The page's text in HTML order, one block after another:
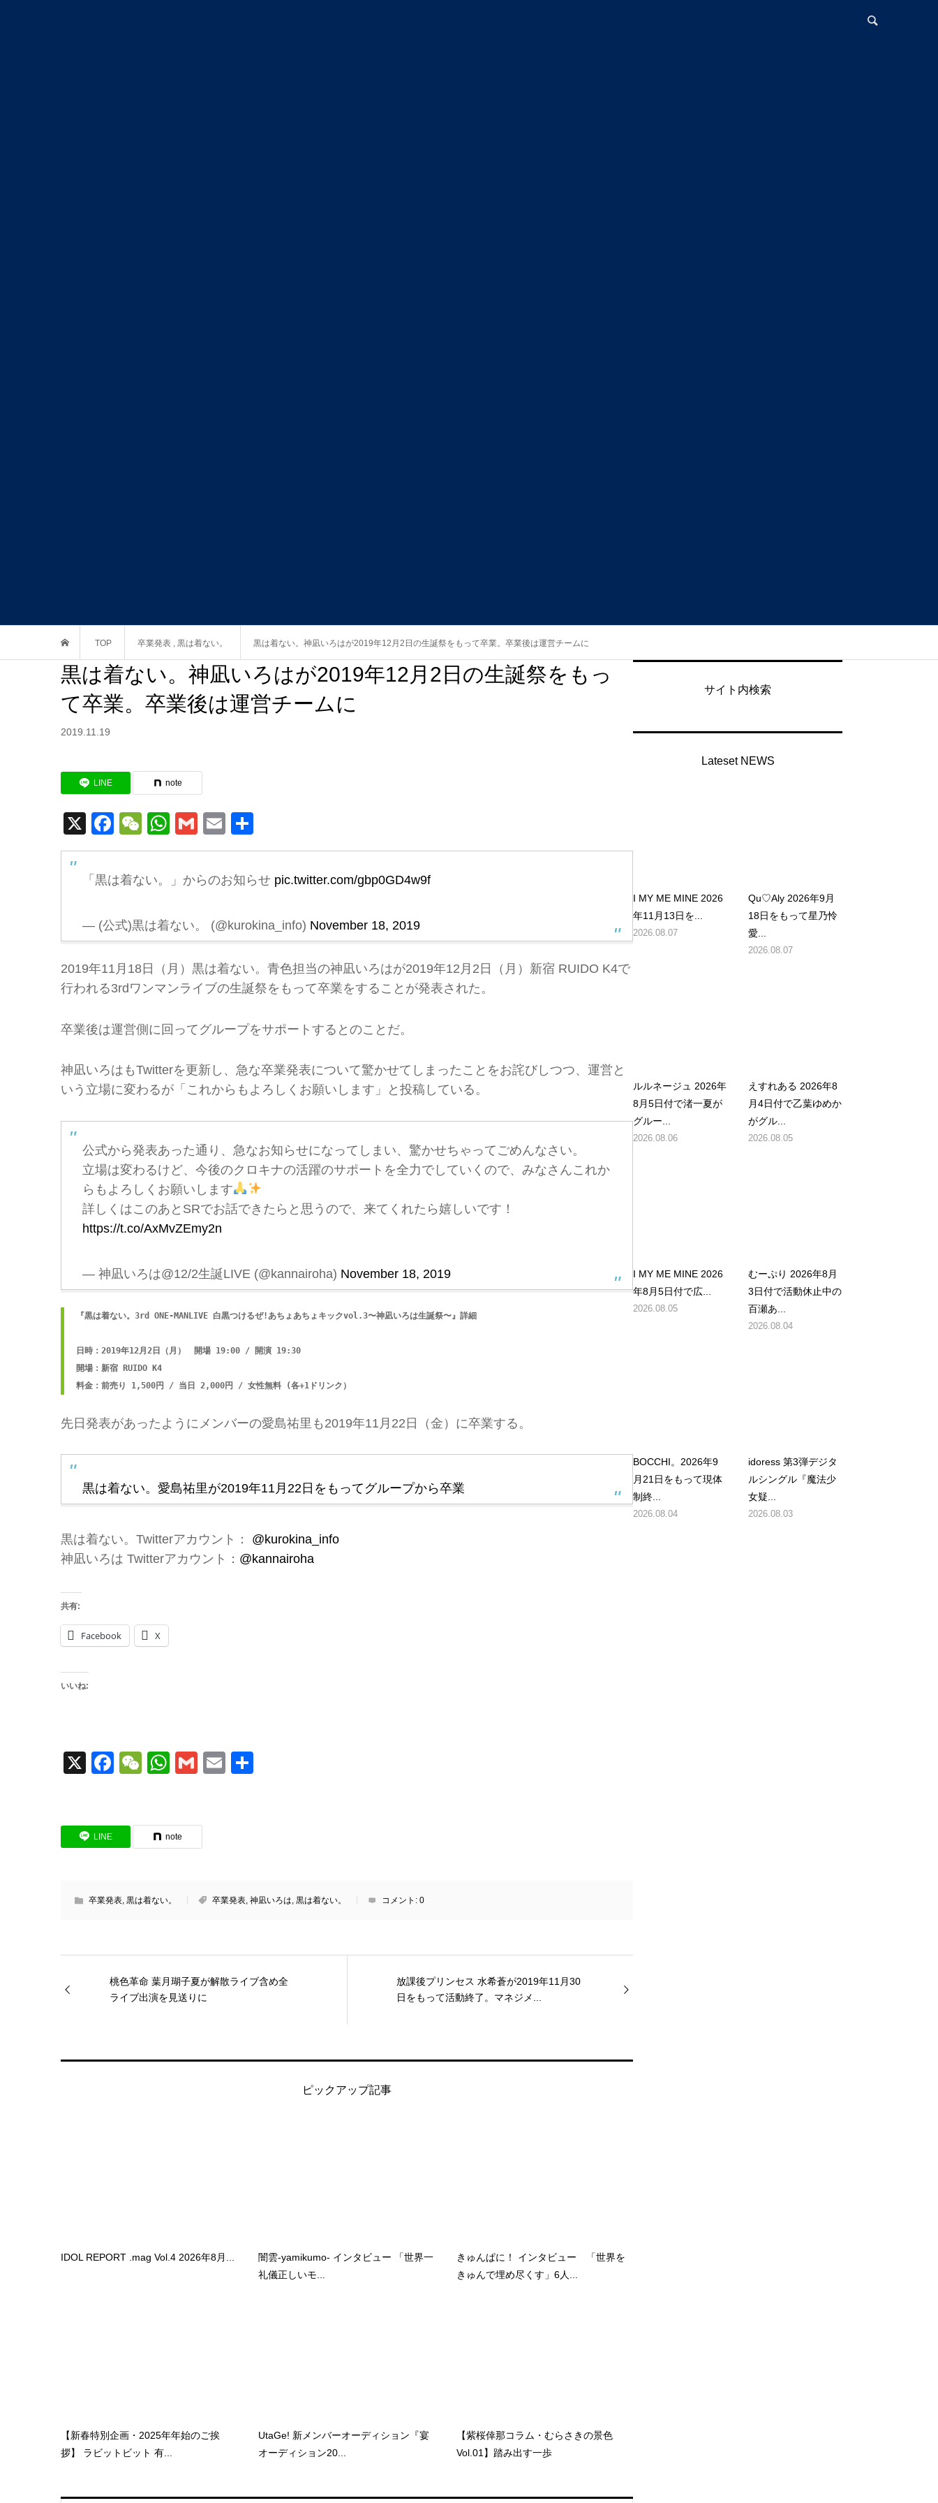
TOP 卒業発表 , 黒は着ない。 黒は着ない。神凪いろはが2019年12月2日の生誕祭をもって卒業。卒業後は運営チームに
黒は着ない。神凪いろはが2019年12月2日の生誕祭をもっ
て卒業。卒業後は運営チームに
2019.11.19
LINE note
X Facebook
WeChat
WhatsApp
GmailEmail
有
「黒は着ない。」からのお知らせ pic.twitter.com/gbp0GD4w9f
— (公式)黒は着ない。 (@kurokina_info) November 18, 2019
2019年11月18日（月）黒は着ない。青色担当の神凪いろはが2019年12月2日（月）新宿 RUIDO K4で
行われる3rdワンマンライブの生誕祭をもって卒業をすることが発表された。
卒業後は運営側に回ってグループをサポートするとのことだ。
神凪いろはもTwitterを更新し、急な卒業発表について驚かせてしまったことをお詫びしつつ、運営と
いう立場に変わるが「これからもよろしくお願いします」と投稿している。
公式から発表あった通り、急なお知らせになってしまい、驚かせちゃってごめんなさい。
立場は変わるけど、今後のクロキナの活躍のサポートを全力でしていくので、みなさんこれか
らもよろしくお願いします
詳しくはこのあとSRでお話できたらと思うので、来てくれたら嬉しいです！
https://t.co/AxMvZEmy2n
— 神凪いろは@12/2生誕LIVE (@kannairoha) November 18, 2019
『黒は着ない。3rd ONE-MANLIVE 白黒つけるぜ!あちょあちょキックvol.3〜神凪いろは生誕祭〜』詳細
日時：2019年12月2日（月）　開場 19:00 / 開演 19:30
開場：新宿 RUIDO K4
料金：前売り 1,500円 / 当日 2,000円 / 女性無料 (各+1ドリンク）
先日発表があったようにメンバーの愛島祐里も2019年11月22日（金）に卒業する。
黒は着ない。愛島祐里が2019年11月22日をもってグループから卒業
黒は着ない。Twitterアカウント： @kurokina_info
神凪いろは Twitterアカウント： @kannairoha
共有:
Facebook X
いいね:
X Facebook
WeChat
WhatsApp
GmailEmail
LINE note
卒業発表 黒は着ない。 卒業発表 神凪いろは 黒は着ない。 コメント: 0
桃色革命 葉月瑚子夏が解散ライブ含め全
ライブ出演を見送りに
放課後プリンセス 水希蒼が2019年11月30
日をもって活動終了。マネジメ...
ピックアップ記事
IDOL REPORT .mag Vol.4 2026年8月...
闇雲-yamikumo- インタビュー 「世界一
礼儀正しいモ...
きゅんぱに！ インタビュー 「世界を
きゅんで埋め尽くす」6人...
【新春特別企画・2025年年始のご挨
拶】 ラビットビット 有...
UtaGe! 新メンバーオーディション『宴
オーディション20...
【紫桜倖那コラム・むらさきの景色
Vol.01】踏み出す一歩
サイト内検索
Lateset NEWS
I MY ME MINE 2026
年11月13日を...
2026.08.07
Qu♡Aly 2026年9月
18日をもって星乃怜
愛...
2026.08.07
ルルネージュ 2026年
8月5日付で渚一夏が
グルー...
2026.08.06
えすれある 2026年8
月4日付で乙葉ゆめか
がグル...
2026.08.05
I MY ME MINE 2026
年8月5日付で広...
2026.08.05
むーぷり 2026年8月
3日付で活動休止中の
百瀬あ...
2026.08.04
BOCCHI。2026年9
月21日をもって現体
制終...
2026.08.04
idoress 第3弾デジタ
ルシングル『魔法少
女疑...
2026.08.03